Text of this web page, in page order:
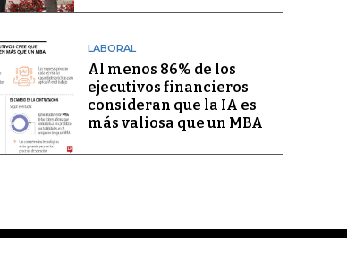
LABORAL
Al menos 86% de los
ejecutivos financieros
consideran que la IA es
más valiosa que un MBA